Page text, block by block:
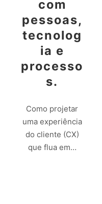
com
pessoas,
tecnolog
ia e
processo
s.
Como projetar
uma experiência
do cliente (CX)
que flua em…